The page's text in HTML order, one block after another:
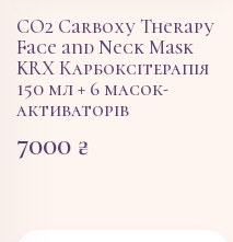
CO2 Carboxy Therapy
Face and Neck Mask
KRX Карбоксітерапія
150 мл + 6 масок-
активаторів
7000 ₴